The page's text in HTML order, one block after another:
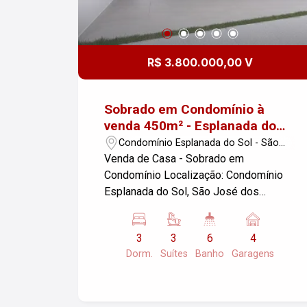
2 boilers de 400.000l
R$ 3.800.000,00 V
Sobrado em Condomínio à
venda 450m² - Esplanada do
SolCondomínio Esplanada do Sol - São
José dos Campos/SP
Venda de Casa - Sobrado em
Condomínio Localização: Condomínio
Esplanada do Sol, São José dos
Dormitórios: 03, sendo 003 suítes -
Banheiros: 06 - Garagens: 04 - Lavabo,
sala, área de serviço, cozinha e varanda
3
Dorm.
3
Suítes
6
Banho
4
Garagens